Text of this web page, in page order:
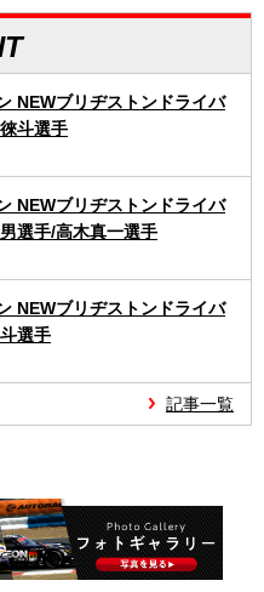
NEWブリヂストンドライバ
斗選手
NEWブリヂストンドライバ
選手/高木真一選手
NEWブリヂストンドライバ
選手
記事一覧